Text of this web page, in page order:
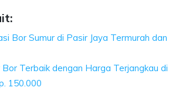
Bor Sumur di Pasir Jaya Termurah dan
Terbaik dengan Harga Terjangkau di
150.000